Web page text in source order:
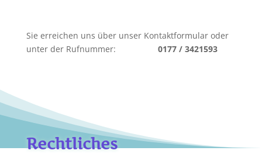
Sie erreichen uns über unser Kontaktformular oder
unter der Rufnummer: 0177 / 3421593
Rechtliches